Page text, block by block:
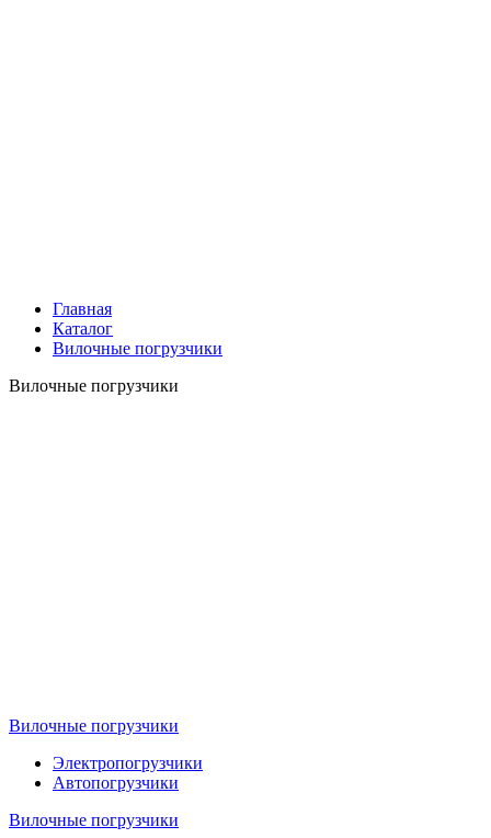
Главная
Каталог
Вилочные погрузчики
Вилочные погрузчики
Вилочные погрузчики
Электропогрузчики
Автопогрузчики
Вилочные погрузчики